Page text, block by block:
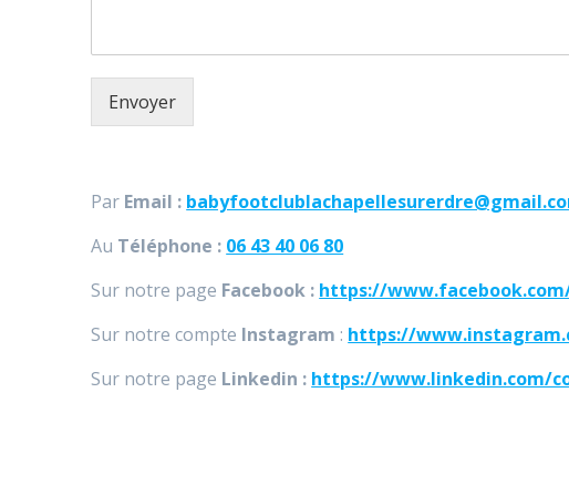
Envoyer
Par Email :
Au Téléphone : 06 43 40 06 80
Sur notre page Facebook : https://
Sur notre compte Instagram : https://
Sur notre page Linkedin : https://www.linkedin.com/